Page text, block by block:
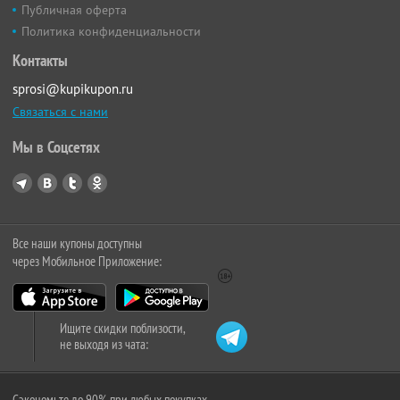
Публичная оферта
Политика конфиденциальности
Контакты
sprosi@kupikupon.ru
Связаться с нами
Мы в Соцсетях
Все наши купоны доступны
через Мобильное Приложение:
Ищите скидки поблизости,
не выходя из чата: